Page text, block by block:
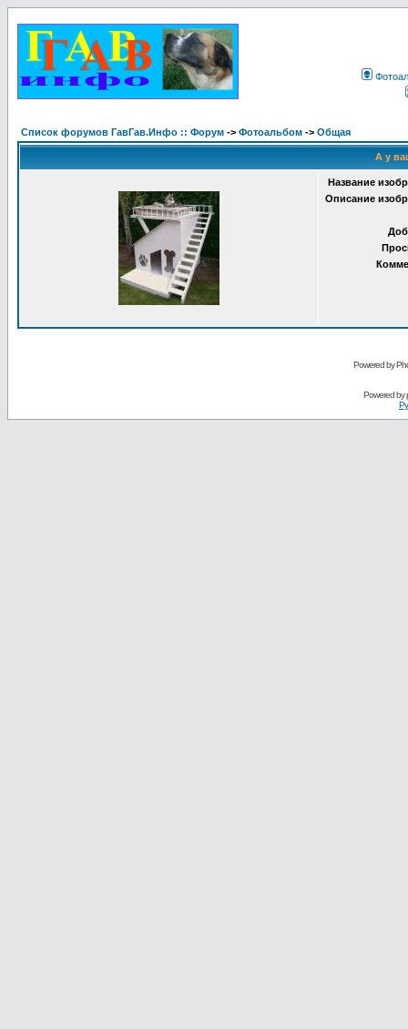
Список форумов ГавГав.Инфо :: Форум -> Фотоальбом -> Общая
А у
Название
Описание
Powered by
Powered by